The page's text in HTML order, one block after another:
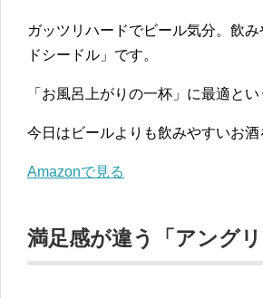
ガッツリハードでビール気分。飲
ドシードル」です。
「お風呂上がりの一杯」に最適と
今日はビールよりも飲みやすいお
Amazonで見る
満足感が違う「アング